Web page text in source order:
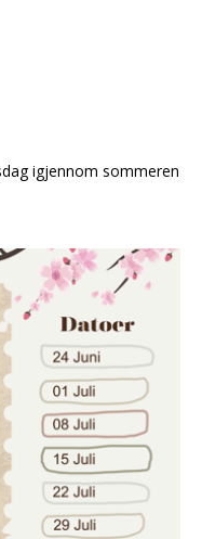
igjennom sommeren